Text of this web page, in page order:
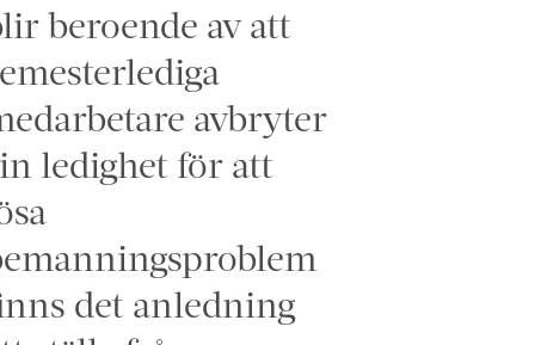
beroende av att
avbryter
ledighet för att
det anledning